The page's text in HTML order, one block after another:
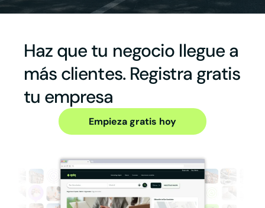
Haz que tu negocio llegue a
más clientes. Registra gratis
tu empresa
Empieza gratis hoy